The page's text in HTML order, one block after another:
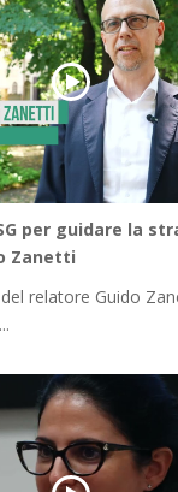
per guidare la
Zanetti
relatore Guido